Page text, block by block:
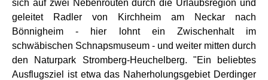
sich auf zwei Nebenrouten durch die Urlaubsregion und
geleitet Radler von Kirchheim am Neckar nach
Bönnigheim - hier lohnt ein Zwischenhalt im
schwäbischen Schnapsmuseum - und weiter mitten durch
den Naturpark Stromberg-Heuchelberg. "Ein beliebtes
Ausflugsziel ist etwa das Naherholungsgebiet Derdinger